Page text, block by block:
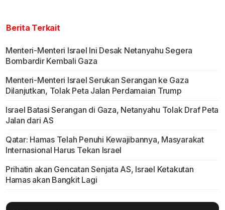
Berita Terkait
Menteri-Menteri Israel Ini Desak Netanyahu Segera
Bombardir Kembali Gaza
Menteri-Menteri Israel Serukan Serangan ke Gaza
Dilanjutkan, Tolak Peta Jalan Perdamaian Trump
Israel Batasi Serangan di Gaza, Netanyahu Tolak Draf Peta
Jalan dari AS
Qatar: Hamas Telah Penuhi Kewajibannya, Masyarakat
Internasional Harus Tekan Israel
Prihatin akan Gencatan Senjata AS, Israel Ketakutan
Hamas akan Bangkit Lagi